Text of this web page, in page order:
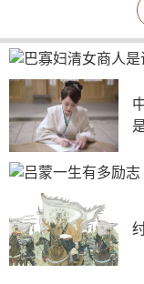
但是对于文物
理，除非是发掘的
说是非常珍贵的稀
陶釉表面石灰质及
都不会做相关的清
而且容易长毛
经费、人力去修复
湿度来保护，一旦
长毛的危害当